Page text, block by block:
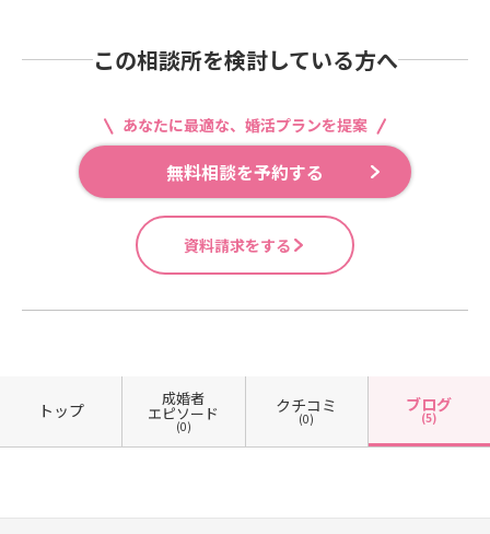
この相談所を検討している方へ
あなたに最適な、婚活プランを提案
無料相談を予約する
資料請求をする
トップ
成婚者
エピソード
(0)
クチコミ
(0)
ブログ
(5)